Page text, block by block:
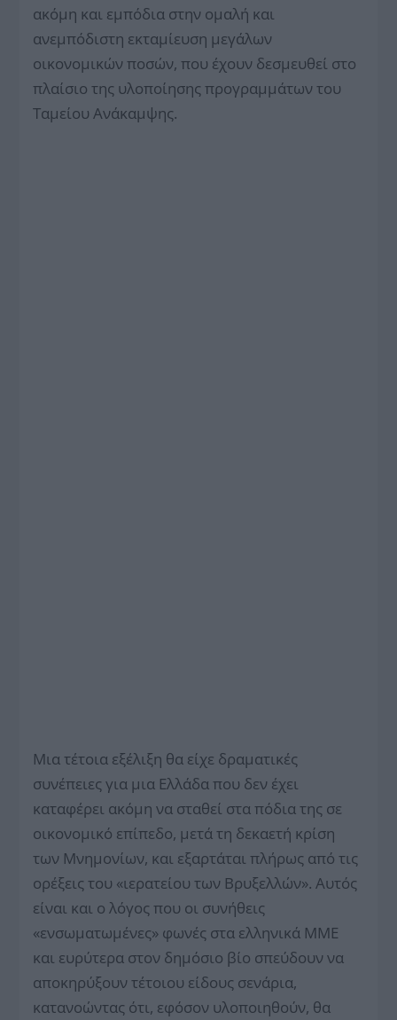
ακόμη και εμπόδια στην ομαλή και
ανεμπόδιστη εκταμίευση μεγάλων
οικονομικών ποσών, που έχουν δεσμευθεί στο
πλαίσιο της υλοποίησης προγραμμάτων του
Ταμείου Ανάκαμψης.
Μια τέτοια εξέλιξη θα είχε δραματικές
συνέπειες για μια Ελλάδα που δεν έχει
καταφέρει ακόμη να σταθεί στα πόδια της σε
οικονομικό επίπεδο, μετά τη δεκαετή κρίση
των Μνημονίων, και εξαρτάται πλήρως από τις
ορέξεις του «ιερατείου των Βρυξελλών». Αυτός
είναι και ο λόγος που οι συνήθεις
«ενσωματωμένες» φωνές στα ελληνικά ΜΜΕ
και ευρύτερα στον δημόσιο βίο σπεύδουν να
αποκηρύξουν τέτοιου είδους σενάρια,
κατανοώντας ότι, εφόσον υλοποιηθούν, θα